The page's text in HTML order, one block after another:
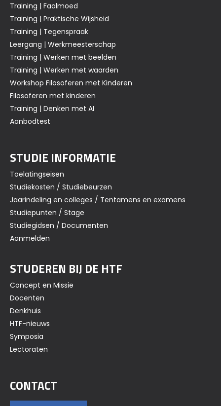
Training | Faalmoed
Training | Praktische Wijsheid
Training | Tegenspraak
Leergang | Werkmeesterschap
Training | Werken met beelden
Training | Werken met waarden
Workshop Filosoferen met Kinderen
Filosoferen met kinderen
Training | Denken met AI
Aanbodtest
STUDIE INFORMATIE
Toelatingseisen
Studiekosten / Studiebeurzen
Jaarindeling en colleges / Tentamens en examens
Studiepunten / Stage
Studiegidsen / Documenten
Aanmelden
STUDEREN BIJ DE HTF
Concept en Missie
Docenten
Denkhuis
HTF-nieuws
Symposia
Lectoraten
CONTACT